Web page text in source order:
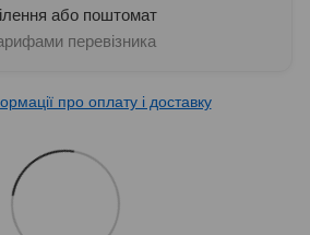
або поштомат
перевізника
про оплату і доставку